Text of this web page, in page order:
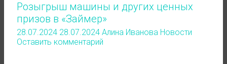
Розыгрыш машины и других ценных
призов в «Займер»
28.07.2024 28.07.2024 Алина Иванова Новости
Оставить комментарий